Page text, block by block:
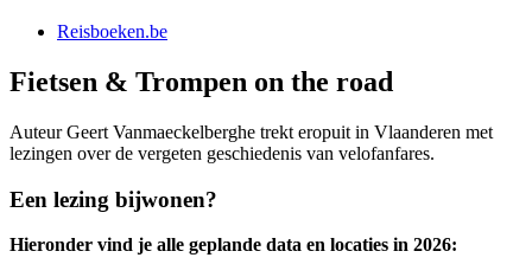
Reisboeken.be
Fietsen & Trompen on the road
Auteur Geert Vanmaeckelberghe trekt eropuit in Vlaanderen met
lezingen over de vergeten geschiedenis van velofanfares.
Een lezing bijwonen?
Hieronder vind je alle geplande data en locaties in 2026: